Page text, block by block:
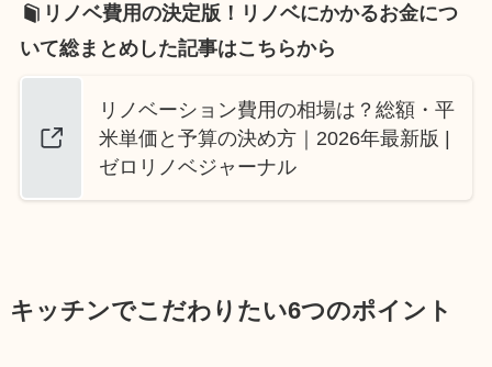
リノベ費用の決定版！リノベにかかるお金につ
いて総まとめした記事はこちらから
リノベーション費用の相場は？総額・平
米単価と予算の決め方｜2026年最新版 |
ゼロリノベジャーナル
キッチンでこだわりたい6つのポイント